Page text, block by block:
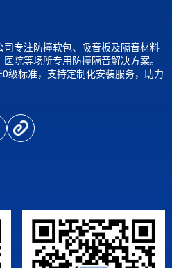
专注防撞软包、吸音板及隔音材料
院等场所专用防撞隔音解决方案。
级标准，支持定制化安装服务，助力